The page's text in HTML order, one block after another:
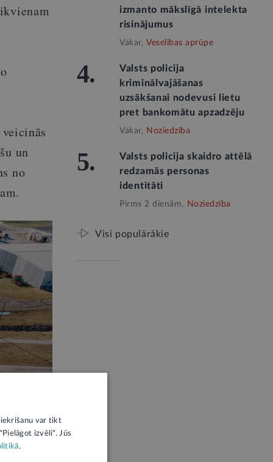
un
no
izmanto mākslīgā intelekta
risinājumus
Vakar, Veselības aprūpe
4.
Valsts policija
kriminālvajāšanas
uzsākšanai nodevusi lietu
pret bankomātu apzadzēju
Vakar, Noziedzība
5.
Valsts policija skaidro attēlā
redzamās personas
identitāti
Pirms 2 dienām, Noziedzība
Visi populārākie
var tikt
izvēli". Jūs
.